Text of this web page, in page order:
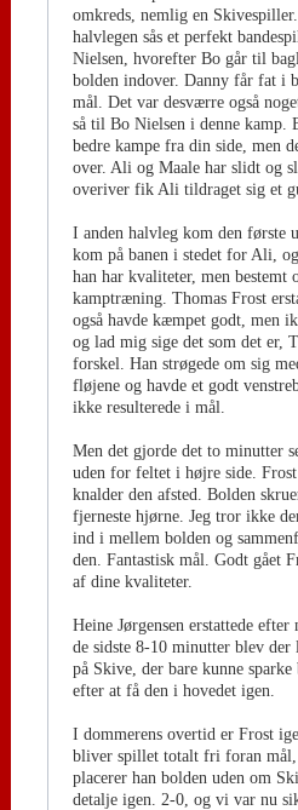
omkreds, nemlig en
halvlegen sås et perfekt
Nielsen, hvorefter Bo går til
bolden indover. Danny får fat i
mål. Det var desværre også
så til Bo Nielsen i denne kamp.
bedre kampe fra din side, men
over. Ali og Maale har slidt og
overiver fik Ali tildraget sig et
I anden halvleg kom den
kom på banen i stedet for Ali,
han har kvaliteter, men bestemt
kamptræning. Thomas Frost
også havde kæmpet godt, men
og lad mig sige det som det er,
forskel. Han strøgede om sig
fløjene og havde et godt
ikke resulterede i mål.
Men det gjorde det to minutter
uden for feltet i højre side.
knalder den afsted. Bolden
fjerneste hjørne. Jeg tror ikke
ind i mellem bolden og
den. Fantastisk mål. Godt gået
af dine kvaliteter.
Heine Jørgensen erstattede
de sidste 8-10 minutter blev
på Skive, der bare kunne
efter at få den i hovedet igen.
I dommerens overtid er Frost
bliver spillet totalt fri foran
placerer han bolden uden om
detalje igen. 2-0, og vi var nu